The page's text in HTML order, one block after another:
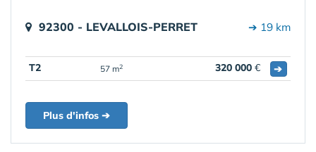
92300 - LEVALLOIS-PERRET ➔ 19 km
T2 57 m2 320 000 € ➔
Plus d'infos ➔